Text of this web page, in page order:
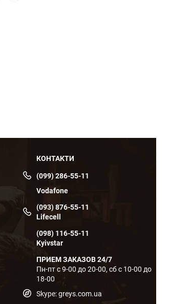
КОНТАКТИ
(099) 286-55-11
Vodafone
(093) 876-55-11
Lifecell
(098) 116-55-11
Kyivstar
ПРИЕМ ЗАКАЗОВ 24/7
Пн-пт с 9-00 до 20-00, сб с 10-00 до
18-00
Skype: greys.com.ua